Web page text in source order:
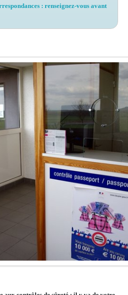
: renseignez-vous avant